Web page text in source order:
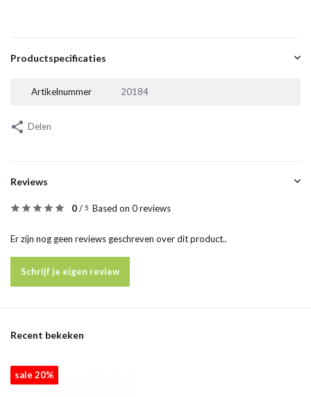
Productspecificaties
Artikelnummer 20184
Delen
Reviews
0/ 5 Based on 0 reviews
Er zijn nog geen reviews geschreven over dit product..
Schrijf je eigen review
Recent bekeken
sale 20%